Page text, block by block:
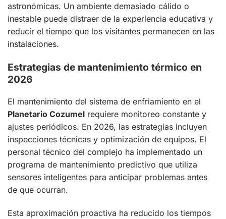
astronómicas. Un ambiente demasiado cálido o
inestable puede distraer de la experiencia educativa y
reducir el tiempo que los visitantes permanecen en las
instalaciones.
Estrategias de mantenimiento térmico en
2026
El mantenimiento del sistema de enfriamiento en el
Planetario Cozumel requiere monitoreo constante y
ajustes periódicos. En 2026, las estrategias incluyen
inspecciones técnicas y optimización de equipos. El
personal técnico del complejo ha implementado un
programa de mantenimiento predictivo que utiliza
sensores inteligentes para anticipar problemas antes
de que ocurran.
Esta aproximación proactiva ha reducido los tiempos